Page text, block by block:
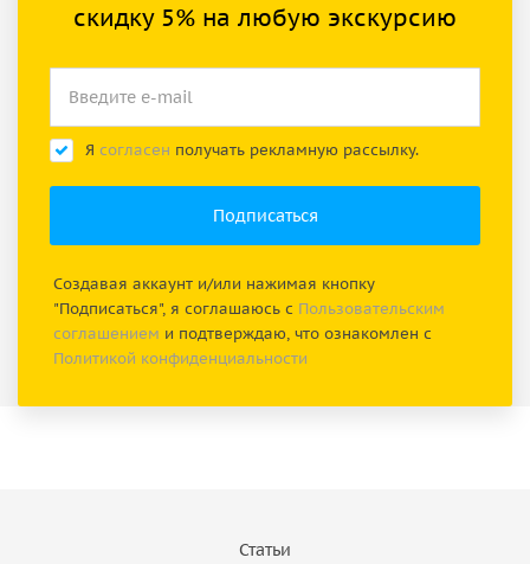
скидку 5% на любую экскурсию
Я согласен получать рекламную рассылку.
Создавая аккаунт и/или нажимая кнопку
"Подписаться", я соглашаюсь с Пользовательским
соглашением и подтверждаю, что ознакомлен с
Политикой конфиденциальности
Статьи